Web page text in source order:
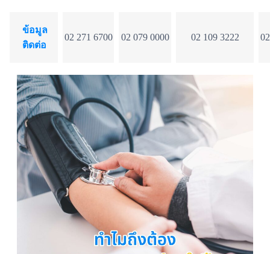
ข้อมูล
ติดต่อ
02 271 6700 02 079 0000 02 109 3222